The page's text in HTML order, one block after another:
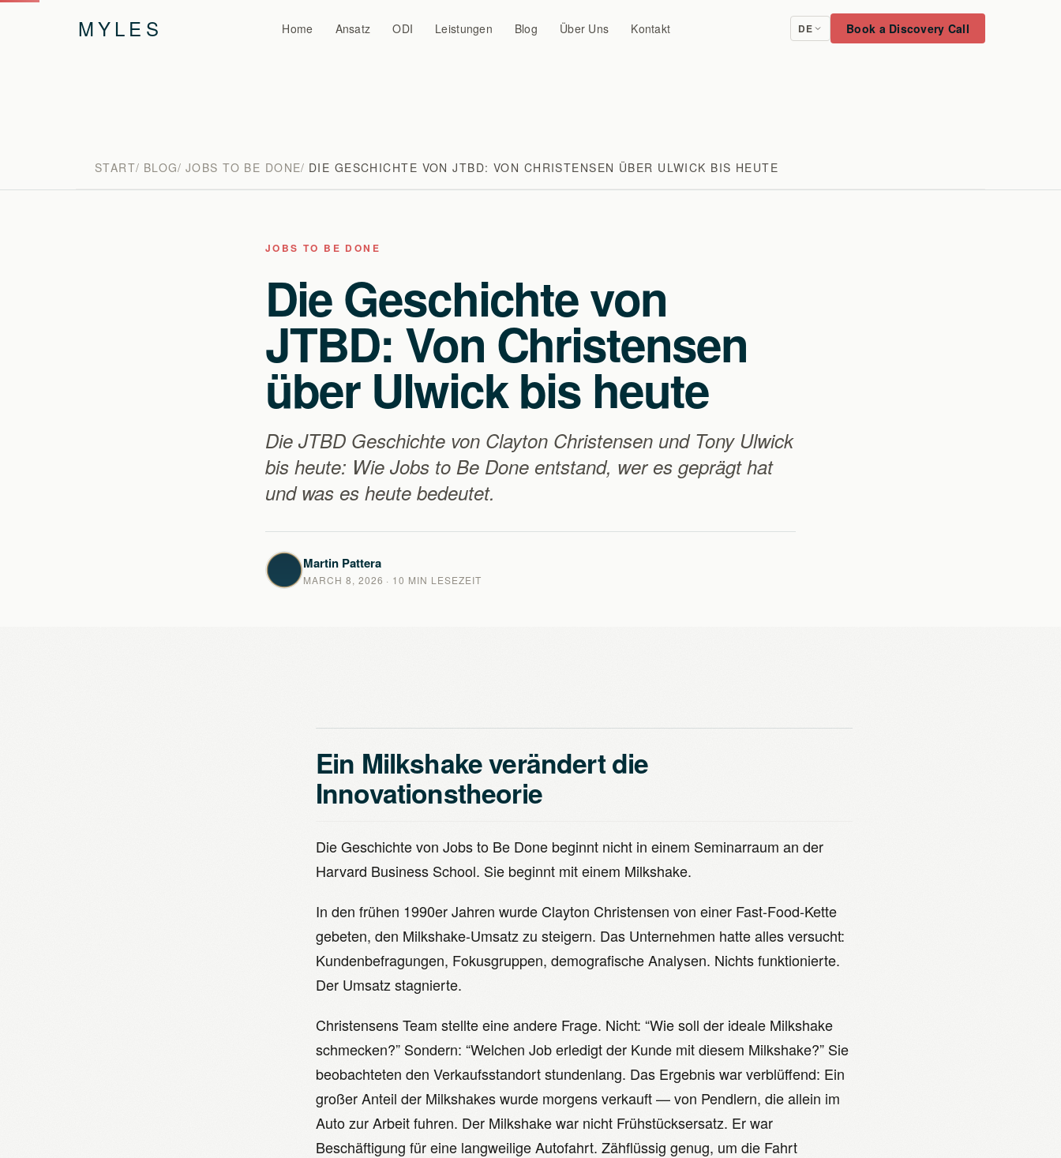
MYLES Home Ansatz ODI Leistungen Blog Über Uns Kontakt DE Book a Discovery Call
START BLOG JOBS TO BE DONE DIE GESCHICHTE VON JTBD: VON CHRISTENSEN ÜBER ULWICK BIS HEUTE
JOBS TO BE DONE
Die Geschichte von
JTBD: Von Christensen
über Ulwick bis heute
Die JTBD Geschichte von Clayton Christensen und Tony Ulwick
bis heute: Wie Jobs to Be Done entstand, wer es geprägt hat
und was es heute bedeutet.
Martin Pattera
MARCH 8, 2026 · 10 MIN LESEZEIT
Ein Milkshake verändert die
Innovationstheorie
Die Geschichte von Jobs to Be Done beginnt nicht in einem Seminarraum an der
Harvard Business School. Sie beginnt mit einem Milkshake.
In den frühen 1990er Jahren wurde Clayton Christensen von einer Fast-Food-Kette
gebeten, den Milkshake-Umsatz zu steigern. Das Unternehmen hatte alles versucht:
Kundenbefragungen, Fokusgruppen, demografische Analysen. Nichts funktionierte.
Der Umsatz stagnierte.
Christensens Team stellte eine andere Frage. Nicht: “Wie soll der ideale Milkshake
schmecken?” Sondern: “Welchen Job erledigt der Kunde mit diesem Milkshake?” Sie
beobachteten den Verkaufsstandort stundenlang. Das Ergebnis war verblüffend: Ein
großer Anteil der Milkshakes wurde morgens verkauft — von Pendlern, die allein im
Auto zur Arbeit fuhren. Der Milkshake war nicht Frühstücksersatz. Er war
Beschäftigung für eine langweilige Autofahrt. Zähflüssig genug, um die Fahrt